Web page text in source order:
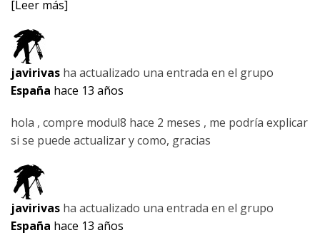
[Leer más]
javirivas ha actualizado una entrada en el grupo
España hace 13 años
hola , compre modul8 hace 2 meses , me podría explicar
si se puede actualizar y como, gracias
javirivas ha actualizado una entrada en el grupo
España hace 13 años